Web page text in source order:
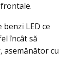
LED ce
încât să
asemănător cu